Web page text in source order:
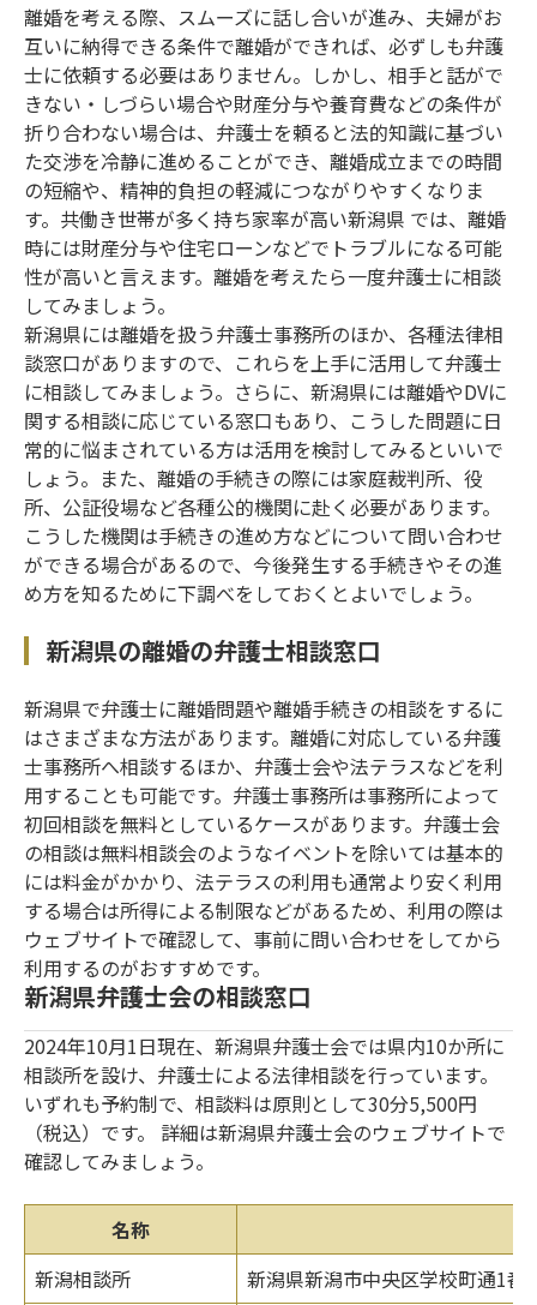
離婚を考える際、スムーズに話し合いが進み、夫婦がお
互いに納得できる条件で離婚ができれば、必ずしも弁護
士に依頼する必要はありません。しかし、相手と話がで
きない・しづらい場合や財産分与や養育費などの条件が
折り合わない場合は、弁護士を頼ると法的知識に基づい
た交渉を冷静に進めることができ、離婚成立までの時間
の短縮や、精神的負担の軽減につながりやすくなりま
す。共働き世帯が多く持ち家率が高い新潟県 では、離婚
時には財産分与や住宅ローンなどでトラブルになる可能
性が高いと言えます。離婚を考えたら一度弁護士に相談
してみましょう。
新潟県には離婚を扱う弁護士事務所のほか、各種法律相
談窓口がありますので、これらを上手に活用して弁護士
に相談してみましょう。さらに、新潟県には離婚やDVに
関する相談に応じている窓口もあり、こうした問題に日
常的に悩まされている方は活用を検討してみるといいで
しょう。また、離婚の手続きの際には家庭裁判所、役
所、公証役場など各種公的機関に赴く必要があります。
こうした機関は手続きの進め方などについて問い合わせ
ができる場合があるので、今後発生する手続きやその進
め方を知るために下調べをしておくとよいでしょう。
新潟県の離婚の弁護士相談窓口
新潟県で弁護士に離婚問題や離婚手続きの相談をするに
はさまざまな方法があります。離婚に対応している弁護
士事務所へ相談するほか、弁護士会や法テラスなどを利
用することも可能です。弁護士事務所は事務所によって
初回相談を無料としているケースがあります。弁護士会
の相談は無料相談会のようなイベントを除いては基本的
には料金がかかり、法テラスの利用も通常より安く利用
する場合は所得による制限などがあるため、利用の際は
ウェブサイトで確認して、事前に問い合わせをしてから
利用するのがおすすめです。
新潟県弁護士会の相談窓口
2024年10月1日現在、新潟県弁護士会では県内10か所に
相談所を設け、弁護士による法律相談を行っています。
いずれも予約制で、相談料は原則として30分5,500円
（税込）です。 詳細は新潟県弁護士会のウェブサイトで
確認してみましょう。
名称
新潟相談所
新潟県新潟市中央区学校町通1